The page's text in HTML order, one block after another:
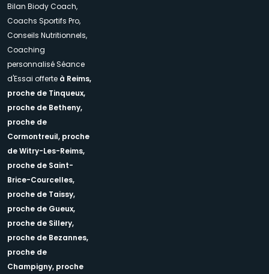
Bilan Biody Coach,
Coachs Sportifs Pro,
Conseils Nutritionnels,
Coaching
personnalisé Séance
d'Essai offerte à Reims,
proche de Tinqueux,
proche de Betheny,
proche de
Cormontreuil, proche
de Witry-Les-Reims,
proche de Saint-
Brice-Courcelles,
proche de Taissy,
proche de Gueux,
proche de Sillery,
proche de Bezannes,
proche de
Champigny, proche